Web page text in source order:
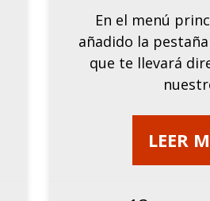
En el menú
añadido la
que te llevará
LEER